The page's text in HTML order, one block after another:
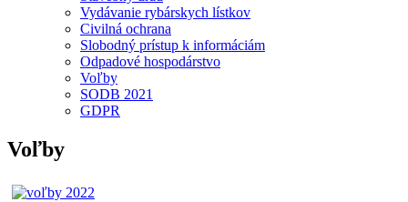
Vydávanie rybárskych lístkov
Civilná ochrana
Slobodný prístup k informáciám
Odpadové hospodárstvo
Voľby
SODB 2021
GDPR
Voľby